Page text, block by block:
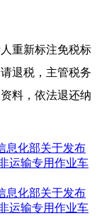
重新标注免税标
退税，主管税务
料，依法退还纳
息化部关于发布
运输专用作业车
息化部关于发布
运输专用作业车